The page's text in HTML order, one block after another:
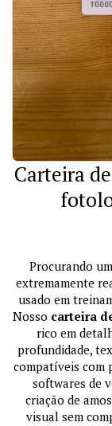
Carteira
Procurando
extremamente
usado em
Nosso carteira
rico em
profundidade,
compatíveis com
softwares de
criação de
visual sem